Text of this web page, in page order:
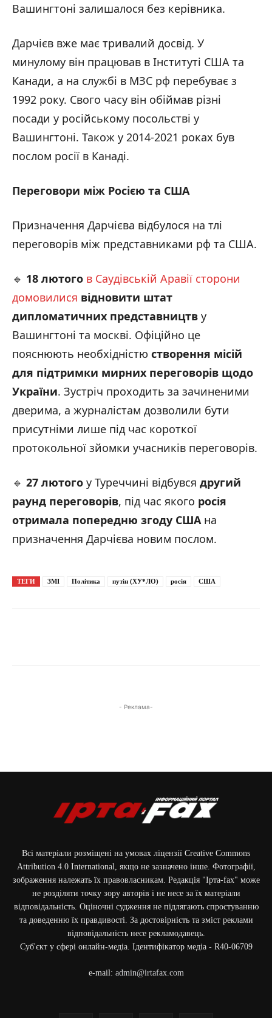
Вашингтоні залишалося без керівника.
Дарчієв вже має тривалий досвід. У
минулому він працював в Інституті США та
Канади, а на службі в МЗС рф перебуває з
1992 року. Свого часу він обіймав різні
посади у російському посольстві у
Вашингтоні. Також у 2014-2021 роках був
послом росії в Канаді.
Переговори між Росією та США
Призначення Дарчієва відбулося на тлі
переговорів між представниками рф та США.
🔹 18 лютого в Саудівській Аравії сторони
домовилися відновити штат
дипломатичних представництв у
Вашингтоні та москві. Офіційно це
пояснюють необхідністю створення місій
для підтримки мирних переговорів щодо
України. Зустріч проходить за зачиненими
дверима, а журналістам дозволили бути
присутніми лише під час короткої
протокольної зйомки учасників переговорів.
🔹 27 лютого у Туреччині відбувся другий
раунд переговорів, під час якого росія
отримала попередню згоду США на
призначення Дарчієва новим послом.
ТЕГИ ЗМІ Політика путін (ХУ*ЛО) росія США
- Реклама-
Всі матеріали розміщені на умовах ліцензії Creative Commons
Attribution 4.0 International, якщо не зазначено інше. Фотографії,
зображення належать їх правовласникам. Редакція "Ірта-fax" може
не розділяти точку зору авторів і не несе за їх матеріали
відповідальність. Оціночні судження не підлягають спростуванню
та доведенню їх правдивості. За достовірність та зміст реклами
відповідальність несе рекламодавець.
Cуб'єкт у сфері онлайн-медіа. Ідентифікатор медіа - R40-06709
e-mail: admin@irtafax.com